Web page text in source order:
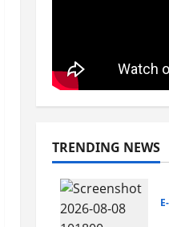
TRENDING NEWS